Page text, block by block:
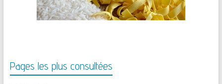
Pages les plus consultées